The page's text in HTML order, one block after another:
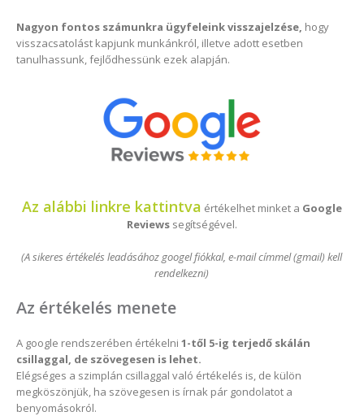
Nagyon fontos számunkra ügyfeleink visszajelzése, hogy
visszacsatolást kapjunk munkánkról, illetve adott esetben
tanulhassunk, fejlődhessünk ezek alapján.
Az alábbi linkre kattintva értékelhet minket a Google
Reviewssegítségével.
(A sikeres értékelés leadásához googel fiókkal, e-mail címmel (gmail) kell
rendelkezni)
Az értékelés menete
A google rendszerében értékelni 1-től 5-ig terjedő skálán
csillaggal, de szövegesen is lehet.
Elégséges a szimplán csillaggal való értékelés is, de külön
megköszönjük, ha szövegesen is írnak pár gondolatot a
benyomásokról.